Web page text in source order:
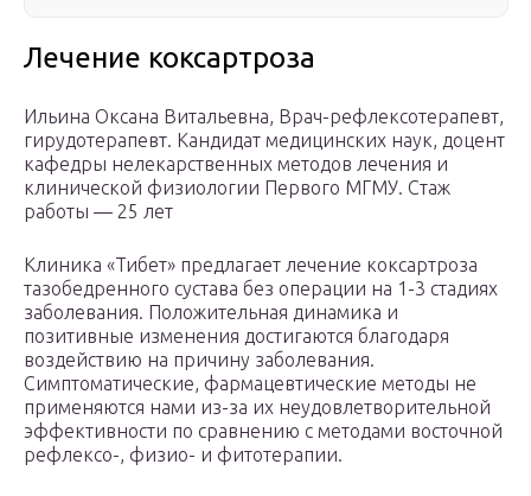
Лечение коксартроза
Ильина Оксана Витальевна, Врач-рефлексотерапевт,
гирудотерапевт. Кандидат медицинских наук, доцент
кафедры нелекарственных методов лечения и
клинической физиологии Первого МГМУ. Стаж
работы — 25 лет
Клиника «Тибет» предлагает лечение коксартроза
тазобедренного сустава без операции на 1-3 стадиях
заболевания. Положительная динамика и
позитивные изменения достигаются благодаря
воздействию на причину заболевания.
Симптоматические, фармацевтические методы не
применяются нами из-за их неудовлетворительной
эффективности по сравнению с методами восточной
рефлексо-, физио- и фитотерапии.